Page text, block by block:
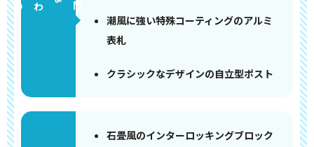
門まわり
潮風に強い特殊コーティングのアルミ
表札
クラシックなデザインの自立型ポスト
石畳風のインターロッキングブロック